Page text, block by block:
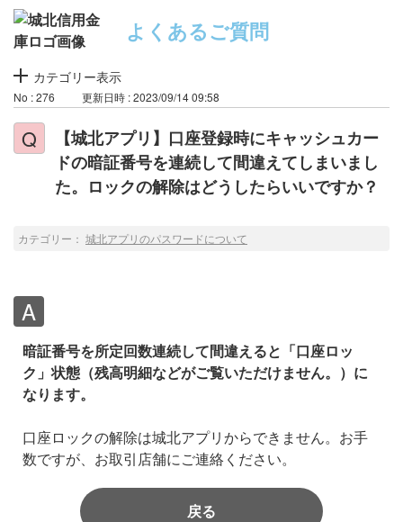
よくあるご質問
カテゴリー表示
No : 276 更新日時 : 2023/09/14 09:58
【城北アプリ】口座登録時にキャッシュカー
ドの暗証番号を連続して間違えてしまいまし
た。ロックの解除はどうしたらいいですか？
カテゴリー： 城北アプリのパスワードについて
暗証番号を所定回数連続して間違えると「口座ロッ
ク」状態（残高明細などがご覧いただけません。）に
なります。
口座ロックの解除は城北アプリからできません。お手
数ですが、お取引店舗にご連絡ください。
戻る